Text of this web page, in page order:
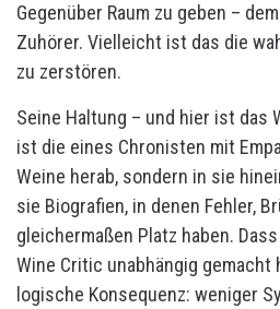
Gegenüber Raum zu geben –
Zuhörer. Vielleicht ist das die
zu zerstören.
Seine Haltung – und hier ist das
ist die eines Chronisten mit
Weine herab, sondern in sie
sie Biografien, in denen Fehler,
gleichermaßen Platz haben.
Wine Critic unabhängig gemacht
logische Konsequenz: weniger